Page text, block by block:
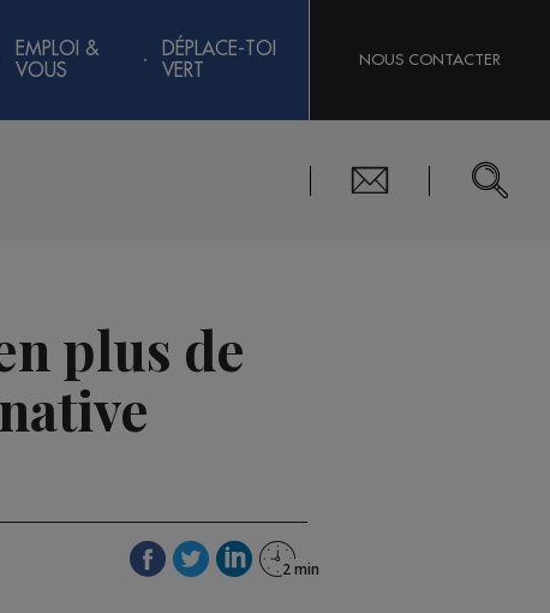
EMPLOI &
VOUS
DÉPLACE-TOI
VERT
NOUS CONTACTER
plus de